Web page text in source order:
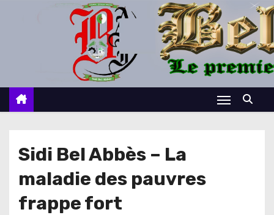
c
Sidi Bel Abbès – La
maladie des pauvres
frappe fort